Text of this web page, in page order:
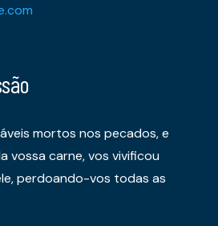
mortos nos pecados, e
vossa carne, vos vivificou
perdoando-vos todas as